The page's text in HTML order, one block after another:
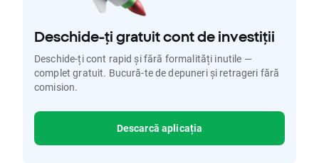
Deschide-ți gratuit cont de investiții
Deschide-ți cont rapid și fără formalități inutile —
complet gratuit. Bucură-te de depuneri și retrageri fără
comision.
Descarcă aplicația